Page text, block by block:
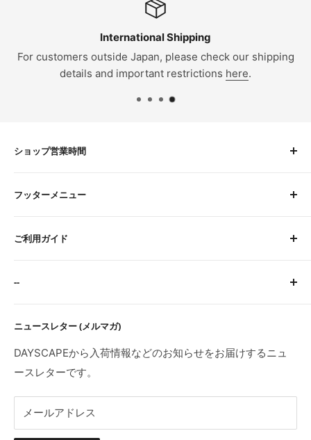
日本国内
International Shipping
outside Japan, please check our shipping
details and important restrictionshere.
ニュースレター (メルマガ)
DAYSCAPEから入荷情報などのお知らせをお届けするニュ
ースレターです。
メールアドレス
ショップ営業時間
土曜 9:00〜12:00
※臨時休業日等はトップページにてご案内します。
フッターメニュー
お問い合わせ
ご利用ガイド
ご注文・お支払いについて
返品・交換・初期不良・海外製品について
--
プライバシーポリシー
利用規約